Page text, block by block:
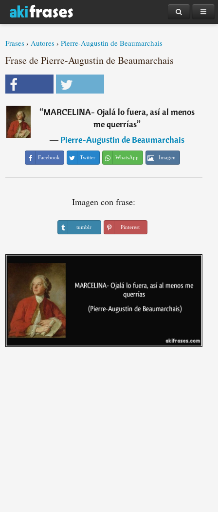
Frases ›Autores ›Pierre-Augustin de Beaumarchais
Frase de Pierre-Augustin de Beaumarchais
“MARCELINA- Ojalá lo fuera, así al menos
me querrías”
―Pierre-Augustin de Beaumarchais
Facebook Twitter WhatsApp Imagen
Imagen con frase:
tumblr Pinterest